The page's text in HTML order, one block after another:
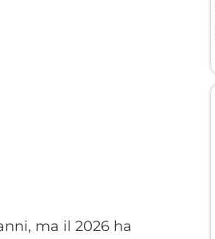
ma il 2026 ha